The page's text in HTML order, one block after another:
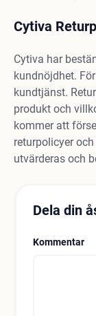
Cytiva
Cytiva har
kundnöjdhet.
kundtjänst.
produkt och
kommer att
returpolicyer
utvärderas och
Dela din
Kommentar